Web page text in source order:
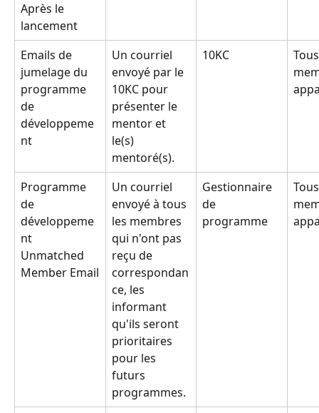
Après le
lancement
Emails de
jumelage du
programme
de
développeme
nt
Un courriel
envoyé par le
10KC pour
présenter le
mentor et
le(s)
mentoré(s).
10KC
Programme
de
développeme
nt
Unmatched
Member Email
Un courriel
envoyé à tous
les membres
qui n'ont pas
reçu de
correspondan
ce, les
informant
qu'ils seront
prioritaires
pour les
futurs
programmes.
Gestionnaire
de
programme